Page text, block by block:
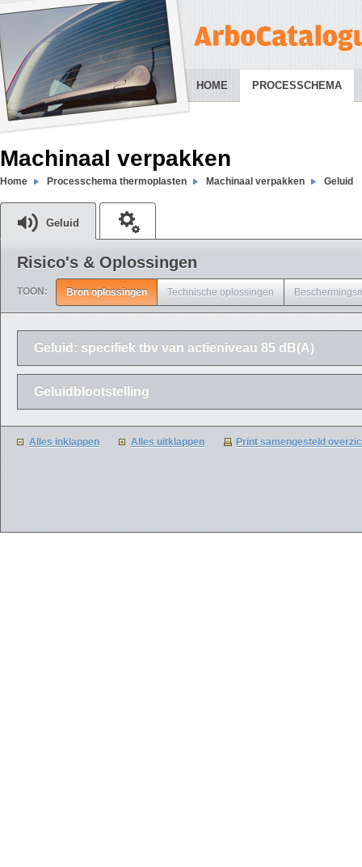
HOME PROCESSCHEMA
Machinaal verpakken
Home Processchema thermoplasten Machinaal verpakken Geluid
Geluid
Risico's & Oplossingen
TOON: Bron oplossingen Technische oplossingen
Geluid: specifiek tbv van actieniveau 85 dB(A)
Geluidblootstelling
Alles inklappen Alles uitklappen Print samengesteld